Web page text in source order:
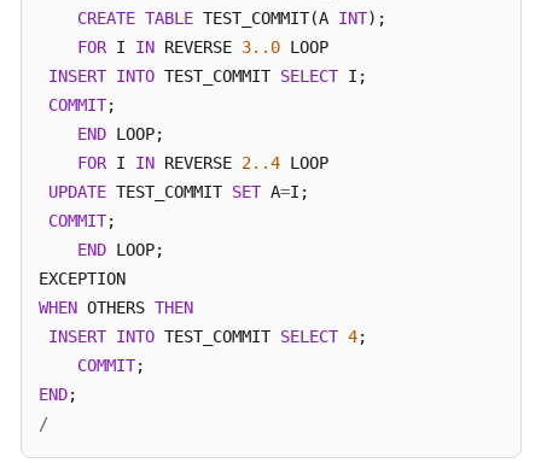
动
态
语
语
事
务
语
句
CREATE TABLE TEST_COMMIT(A INT);
FOR I IN REVERSE 3. .0 LOOP
INSERT INTO TEST_COMMIT SELECT I;
COMMIT;
END LOOP;
FOR I IN REVERSE 2. .4 LOOP
UPDATE TEST_COMMIT SET A=I;
COMMIT;
END LOOP;
WHEN OTHERS THEN
INSERT INTO TEST_COMMIT SELECT 4;
COMMIT
END
/